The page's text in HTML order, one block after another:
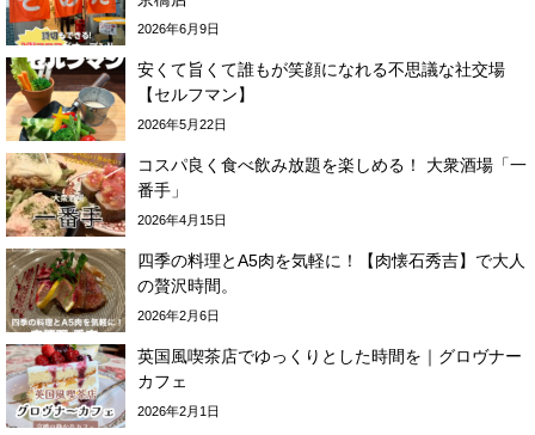
2026年6月9日
安くて旨くて誰もが笑顔になれる不思議な社交場
【セルフマン】
2026年5月22日
コスパ良く食べ飲み放題を楽しめる！ 大衆酒場「一
番手」
2026年4月15日
四季の料理とA5肉を気軽に！【肉懐石秀吉】で大人
の贅沢時間。
2026年2月6日
英国風喫茶店でゆっくりとした時間を｜グロヴナー
カフェ
2026年2月1日